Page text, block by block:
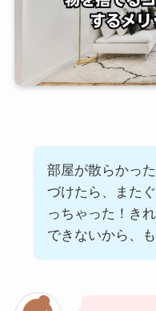
部屋が散らかっ
づけたら、また
っちゃった！き
できないから、